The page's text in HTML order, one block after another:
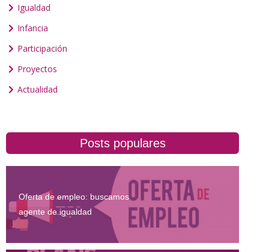
Igualdad
Infancia
Participación
Proyectos
Actualidad
Posts populares
Oferta de empleo: buscamos
agente de igualdad